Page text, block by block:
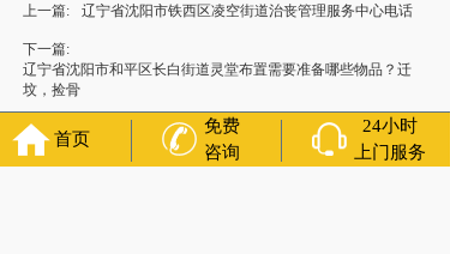
上一篇: 辽宁省沈阳市铁西区凌空街道治丧管理服务中心电话
下一篇:
辽宁省沈阳市和平区长白街道灵堂布置需要准备哪些物品？迁
坟，捡骨
首页
免费
咨询
24小时
上门服务